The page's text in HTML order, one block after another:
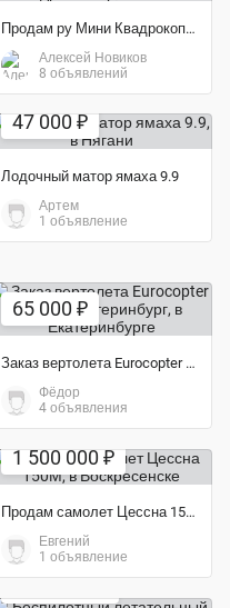
Продам ру Мини Квадрокоптер
Алексей Новиков
8 объявлений
47 000 ₽
Лодочный матор ямаха 9.9
Артем
1 объявление
65 000 ₽
Заказ вертолета Eurocopter AS350 Екатеринбург
Фёдор
4 объявления
1 500 000 ₽
Продам самолет Цессна 150М
Евгений
1 объявление